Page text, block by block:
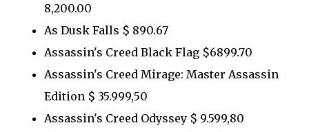
8,200.00
As Dusk Falls $ 890.67
Assassin's Creed Black Flag $6899.70
Assassin's Creed Mirage: Master Assassin
Edition $ 35.999,50
Assassin's Creed Odyssey $ 9.599,80